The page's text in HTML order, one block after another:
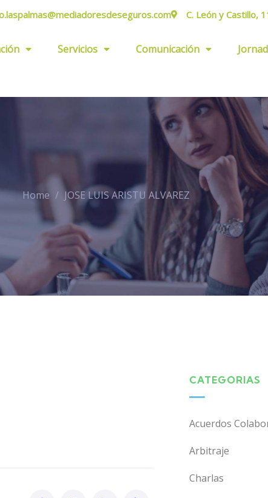
C. León y Castillo,
Servicios Comunicación
Home JOSE LUIS ARISTU ALVAREZ
CATEGORIAS
Acuerdos
Arbitraje
Charlas